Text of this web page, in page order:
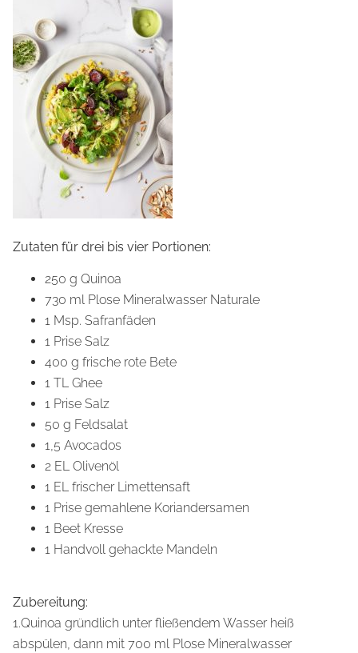
Zutaten für drei bis vier Portionen:
250 g Quinoa
730 ml Plose Mineralwasser Naturale
1 Msp. Safranfäden
1 Prise Salz
400 g frische rote Bete
1 TL Ghee
1 Prise Salz
50 g Feldsalat
1,5 Avocados
2 EL Olivenöl
1 EL frischer Limettensaft
1 Prise gemahlene Koriandersamen
1 Beet Kresse
1 Handvoll gehackte Mandeln
Zubereitung:
1.Quinoa gründlich unter fließendem Wasser heiß
abspülen, dann mit 700 ml Plose Mineralwasser